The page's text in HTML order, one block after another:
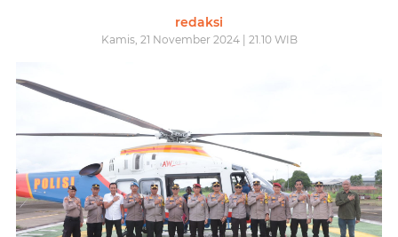
redaksi
Kamis, 21 November 2024 | 21.10 WIB